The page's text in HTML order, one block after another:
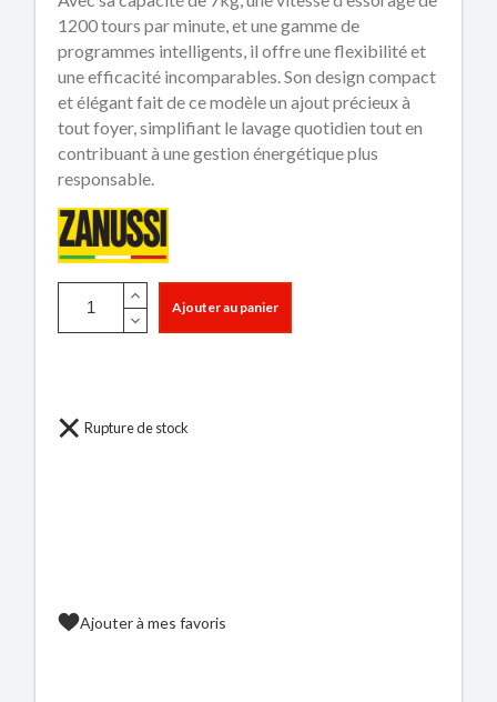
1200 tours par minute, et une gamme de
programmes intelligents, il offre une flexibilité et
une efficacité incomparables. Son design compact
et élégant fait de ce modèle un ajout précieux à
tout foyer, simplifiant le lavage quotidien tout en
contribuant à une gestion énergétique plus
responsable.
Ajouter au panier
Rupture de stock
Ajouter à mes favoris